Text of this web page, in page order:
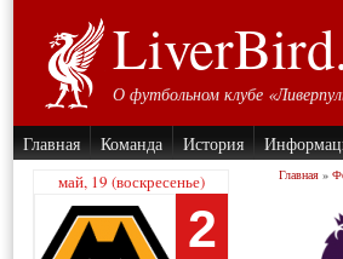
О футбольном клубе
Главная Команда История
май, 19 (воскресенье)
2
Главная »